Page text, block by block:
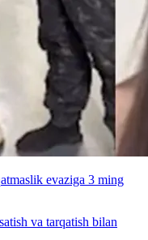
evaziga 3 ming
va tarqatish bilan